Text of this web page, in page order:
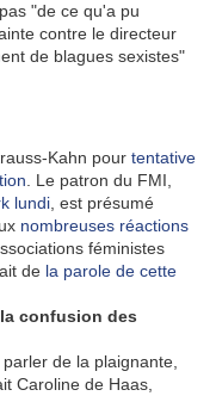
"de ce qu'a pu
contre le directeur
de blagues sexistes"
Kahn pour tentative
. Le patron du FMI,
lundi , est présumé
nombreuses réactions
féministes
de la parole de cette
confusion des
de la plaignante,
Caroline de Haas,